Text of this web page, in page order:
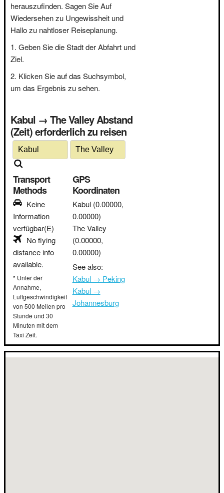
herauszufinden. Sagen Sie Auf
Wiedersehen zu Ungewissheit und
Hallo zu nahtloser Reiseplanung.
Geben Sie die Stadt der Abfahrt und
Ziel.
Klicken Sie auf das Suchsymbol,
um das Ergebnis zu sehen.
Kabul → The Valley Abstand
(Zeit) erforderlich zu reisen
Transport
Methods
Keine
Information
verfügbar(E)
No flying
distance info
available.
* Unter der
Annahme,
Luftgeschwindigkeit
von 500 Meilen pro
Stunde und 30
Minuten mit dem
Taxi Zeit.
GPS
Koordinaten
Kabul (0.00000,
0.00000)
The Valley
(0.00000,
0.00000)
See also:
Kabul → Peking
Kabul →
Johannesburg